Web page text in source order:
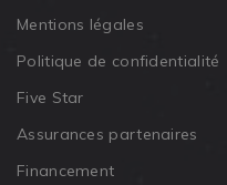
Mentions légales
Politique de confidentialité
Five Star
Assurances partenaires
Financement